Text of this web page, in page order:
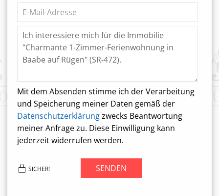
Mit dem Absenden stimme ich der Verarbeitung
und Speicherung meiner Daten gemäß der
Datenschutzerklärungzwecks Beantwortung
meiner Anfrage zu. Diese Einwilligung kann
jederzeit widerrufen werden.
SICHER! SENDEN